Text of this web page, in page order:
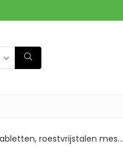
roestvrijstalen mes…